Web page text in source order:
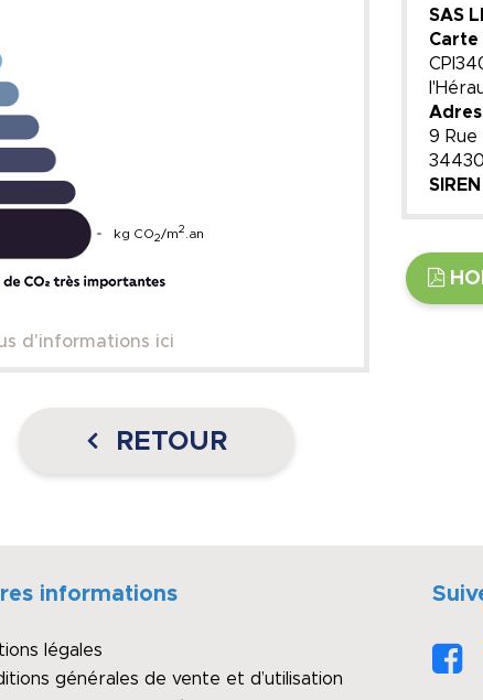
kg CO2/m2 .an
d'informations ici
SAS
Carte
9 Rue
SIREN
RETOUR
informations
légales
générales de vente et d’utilisation